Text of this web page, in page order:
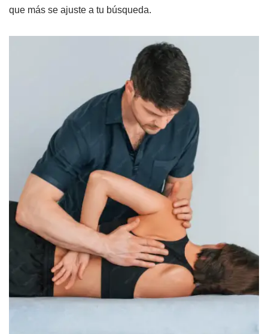
que más se ajuste a tu búsqueda.